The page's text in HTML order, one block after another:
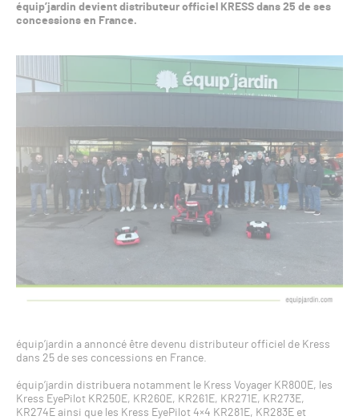
équip’jardin devient distributeur officiel KRESS dans 25 de ses
concessions en France.
équip’jardin a annoncé être devenu distributeur officiel de Kress
dans 25 de ses concessions en France.
équip’jardin distribuera notamment le Kress Voyager KR800E, les
Kress EyePilot KR250E, KR260E, KR261E, KR271E, KR273E,
KR274E ainsi que les Kress EyePilot 4×4 KR281E, KR283E et